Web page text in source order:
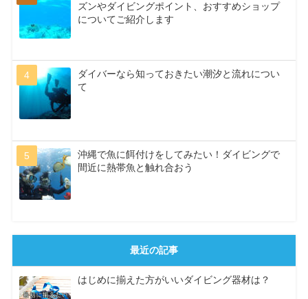
ズンやダイビングポイント、おすすめショップ
についてご紹介します
ダイバーなら知っておきたい潮汐と流れについ
て
沖縄で魚に餌付けをしてみたい！ダイビングで
間近に熱帯魚と触れ合おう
最近の記事
はじめに揃えた方がいいダイビング器材は？